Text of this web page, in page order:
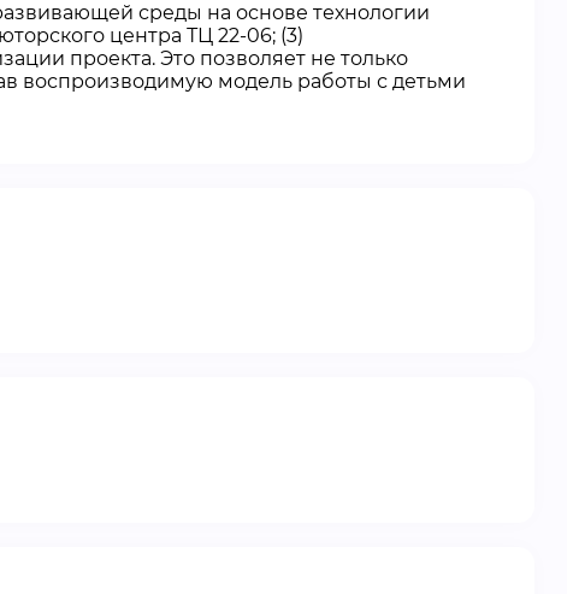
среды на основе технологии
центра ТЦ 22-06; (3)
проекта. Это позволяет не только
воспроизводимую модель работы с детьми